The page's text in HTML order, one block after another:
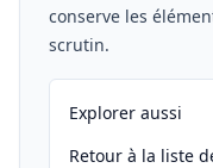
conserve les
scrutin.
Explorer aussi
Retour à la liste